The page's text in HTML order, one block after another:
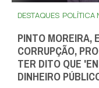
DESTAQUES POLÍTICA
PINTO MOREIRA,
CORRUPÇÃO,
TER DITO QUE
DINHEIRO